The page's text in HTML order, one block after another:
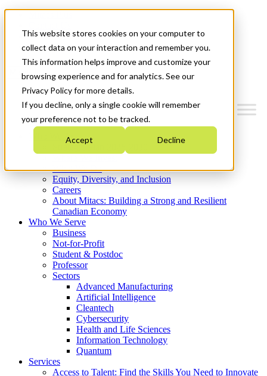
This website stores cookies on your computer to
collect data on your interaction and remember you.
This information helps improve and customize your
browsing experience and for analytics. See our
Privacy Policy for more details.
If you decline, only a single cookie will remember
your preference not to be tracked.
Accept Decline
News & Events
Get Started
Menu
Who We Are
Strategic Plan 2026-2030
What We Do
Equity, Diversity, and Inclusion
Careers
About Mitacs: Building a Strong and Resilient
Canadian Economy
Who We Serve
Business
Not-for-Profit
Student & Postdoc
Professor
Sectors
Advanced Manufacturing
Artificial Intelligence
Cleantech
Cybersecurity
Health and Life Sciences
Information Technology
Quantum
Services
Access to Talent: Find the Skills You Need to Innovate